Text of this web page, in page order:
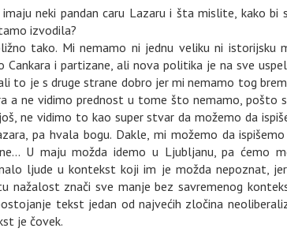
neki pandan caru Lazaru i šta mislite, kako
izvodila?
tako. Mi nemamo ni jednu veliku ni istorijsku
Cankara i partizane, ali nova politika je na sve
to je s druge strane dobro jer mi nemamo tog
ne vidimo prednost u tome što nemamo, pošto
ne vidimo to kao super stvar da možemo da
pa hvala bogu. Dakle, mi možemo da
U maju možda idemo u Ljubljanu, pa ćemo
ljude u kontekst koji im je možda nepoznat,
nažalost znači sve manje bez savremenog
tekst jedan od najvećih zločina
je čovek.